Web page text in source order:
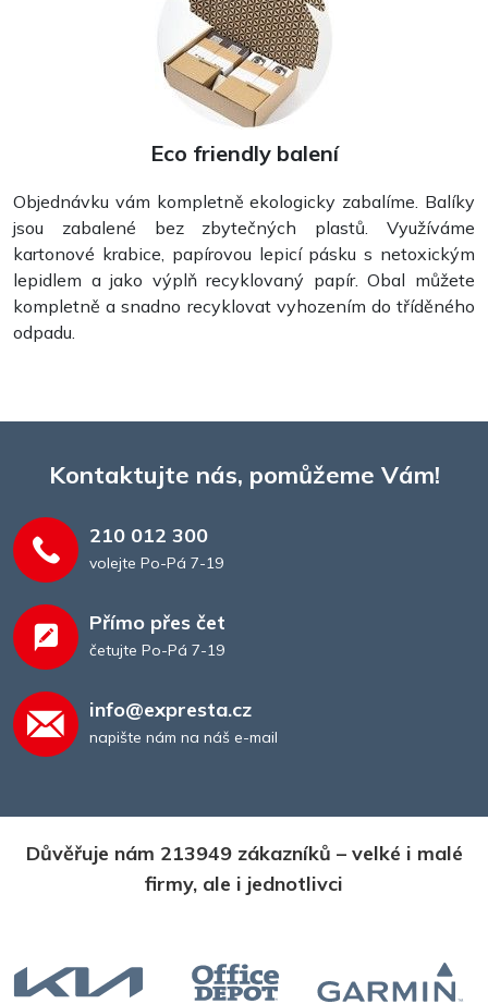
Eco friendly balení
Objednávku vám kompletně ekologicky zabalíme. Balíky
jsou zabalené bez zbytečných plastů. Využíváme
kartonové krabice, papírovou lepicí pásku s netoxickým
lepidlem a jako výplň recyklovaný papír. Obal můžete
kompletně a snadno recyklovat vyhozením do tříděného
odpadu.
Kontaktujte nás, pomůžeme Vám!
210 012 300
volejte Po-Pá 7-19
Přímo přes čet
četujte Po-Pá 7-19
info@expresta.cz
napište nám na náš e-mail
Důvěřuje nám 213949 zákazníků – velké i malé
firmy, ale i jednotlivci